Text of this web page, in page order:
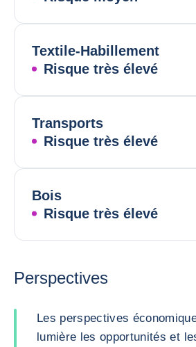
Textile-Habillement
Risque très élevé
Transports
Risque très élevé
Bois
Risque très élevé
Perspectives
Les perspectives
lumière les opportunités et